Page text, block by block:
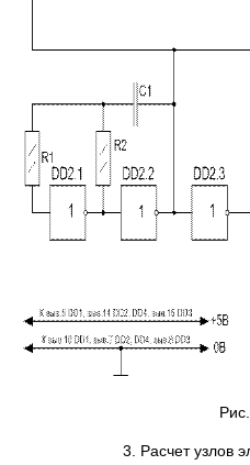
3. Расчет узлов